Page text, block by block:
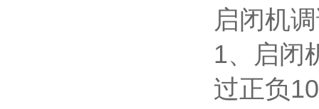
启闭机
1、启闭
过正负